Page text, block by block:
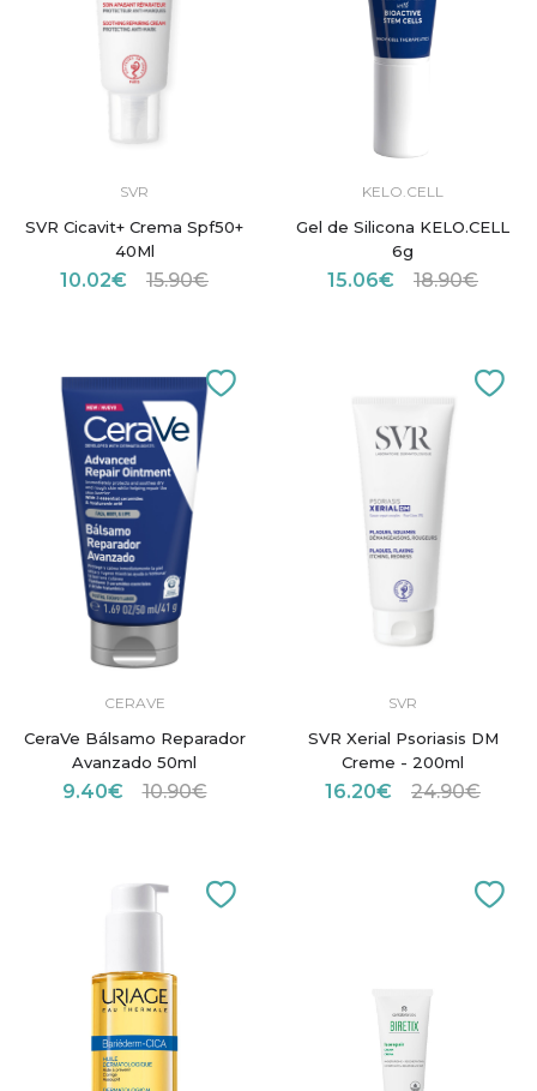
SVR
SVR Cicavit+ Crema Spf50+
40Ml
10.02€ 15.90€
KELO.CELL
Gel de Silicona KELO.CELL
6g
15.06€ 18.90€
CERAVE
CeraVe Bálsamo Reparador
Avanzado 50ml
9.40€ 10.90€
SVR
SVR Xerial Psoriasis DM
Creme - 200ml
16.20€ 24.90€